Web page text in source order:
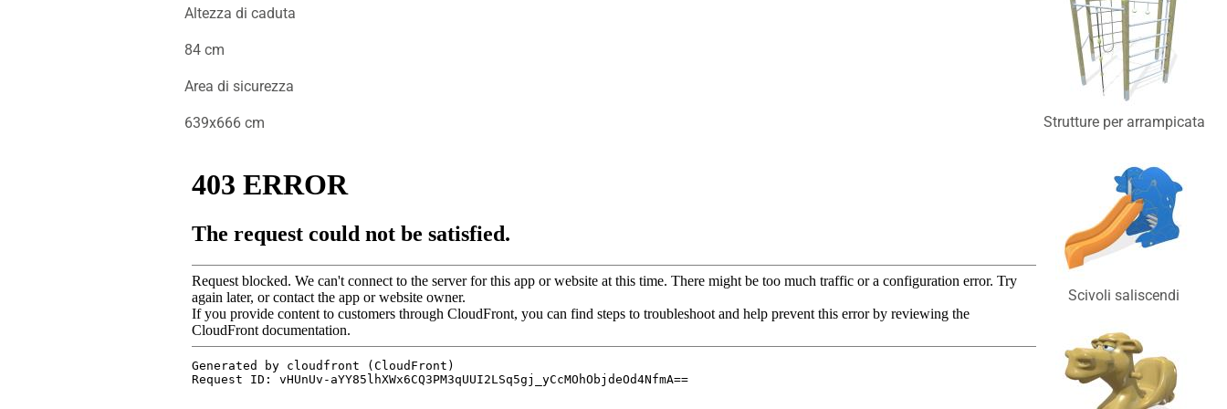
Strutture per arrampicata
Scivoli saliscendi
Altezza di caduta
84 cm
Area di sicurezza
639x666 cm